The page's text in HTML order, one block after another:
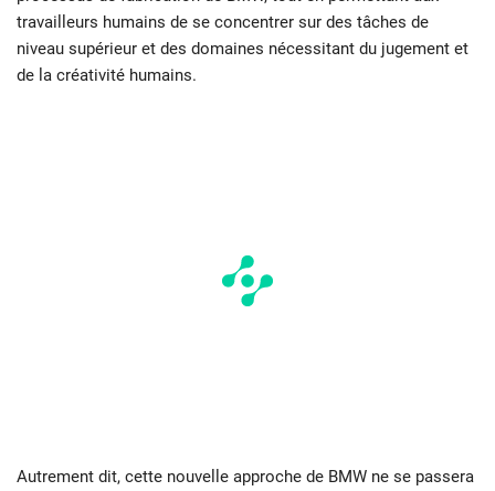
travailleurs humains de se concentrer sur des tâches de
niveau supérieur et des domaines nécessitant du jugement et
de la créativité humains.
Autrement dit, cette nouvelle approche de BMW ne se passera